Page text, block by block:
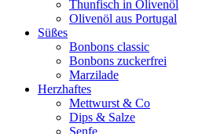
Thunfisch in Olivenöl
Olivenöl aus Portugal
Süßes
Bonbons classic
Bonbons zuckerfrei
Marzilade
Herzhaftes
Mettwurst & Co
Dips & Salze
Senfe